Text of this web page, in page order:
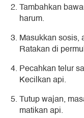
Tambahkan
harum.
Masukkan sosis,
Ratakan di
Pecahkan telur
Kecilkan api.
Tutup wajan,
matikan api.